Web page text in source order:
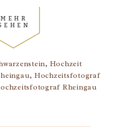
MEHR
, Hochzeit
, Hochzeitsfotograf
Rheingau